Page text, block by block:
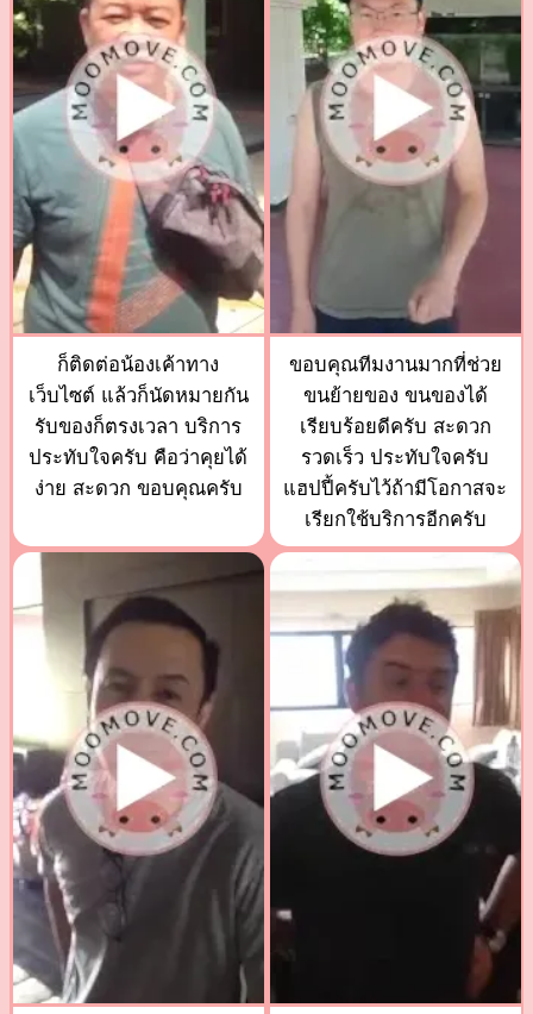
ก็ติดต่อน้องเค้าทาง
เว็บไซต์ แล้วก็นัดหมายกัน
รับของก็ตรงเวลา บริการ
ประทับใจครับ คือว่าคุยได้
ง่าย สะดวก ขอบคุณครับ
ขอบคุณทีมงานมากที่ช่วย
ขนย้ายของ ขนของได้
เรียบร้อยดีครับ สะดวก
รวดเร็ว ประทับใจครับ
แฮปปี้ครับไว้ถ้ามีโอกาสจะ
เรียกใช้บริการอีกครับ